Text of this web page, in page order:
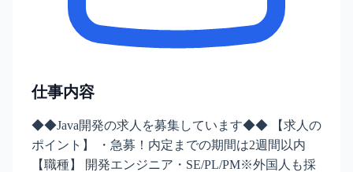
仕事内容
◆◆Java開発の求人を募集しています◆◆ 【求人の
ポイント】 ・急募！内定までの期間は2週間以内
【職種】 開発エンジニア・SE/PL/PM※外国人も採